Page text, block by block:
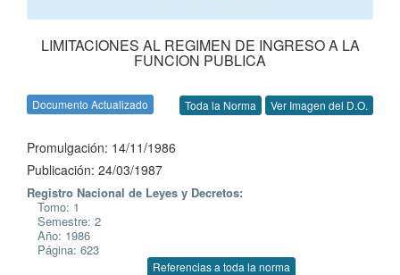
LIMITACIONES AL REGIMEN DE INGRESO A LA
FUNCION PUBLICA
Documento Actualizado Toda la Norma Ver Imagen del D.O.
Promulgación: 14/11/1986
Publicación: 24/03/1987
Registro Nacional de Leyes y Decretos:
Tomo: 1
Semestre: 2
Año: 1986
Página: 623
Referencias a toda la norma